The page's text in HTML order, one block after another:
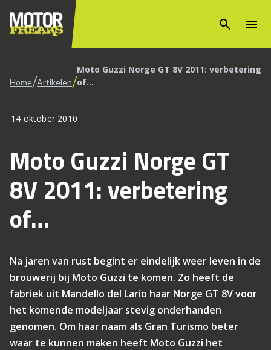
search menu
Home/Artikelen/Moto Guzzi Norge GT 8V 2011: verbetering
of…
14 oktober 2010
Moto Guzzi Norge GT
8V 2011: verbetering
of…
Na jaren van rust begint er eindelijk weer leven in de
brouwerij bij Moto Guzzi te komen. Zo heeft de
fabriek uit Mandello del Lario haar Norge GT 8V voor
het komende modeljaar stevig onderhanden
genomen. Om haar naam als Gran Turismo beter
waar te kunnen maken heeft Moto Guzzi het